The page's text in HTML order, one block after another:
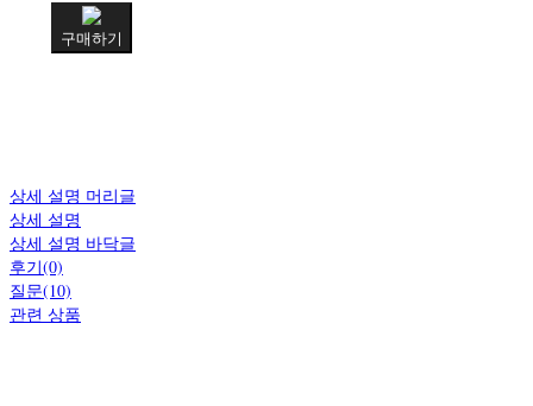
구매하기
상세 설명 머리글
상세 설명
상세 설명 바닥글
후기(0)
질문(10)
관련 상품